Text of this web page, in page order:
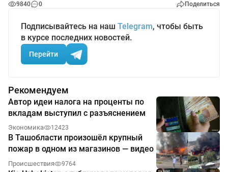
9840 0 Поделиться
Подписывайтесь на наш Telegram, чтобы быть
в курсе последних новостей.
Перейти
Рекомендуем
Автор идеи налога на проценты по
вкладам выступил с разъяснением
Экономика 12423
В Ташобласти произошёл крупный
пожар в одном из магазинов — видео
Происшествия 9764